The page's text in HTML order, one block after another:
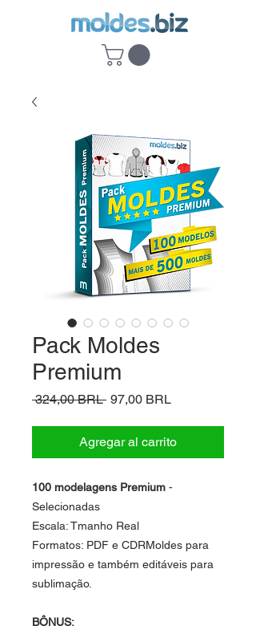
Pack Moldes
Premium
324,00 BRL Precio
97,00 BRLPrecio
oferta
Agregar al carrito
100 modelagens Premium -
Selecionadas
Escala: Tmanho Real
Formatos: PDF e CDRMoldes para
impressão e também editáveis para
sublimação.
BÔNUS: